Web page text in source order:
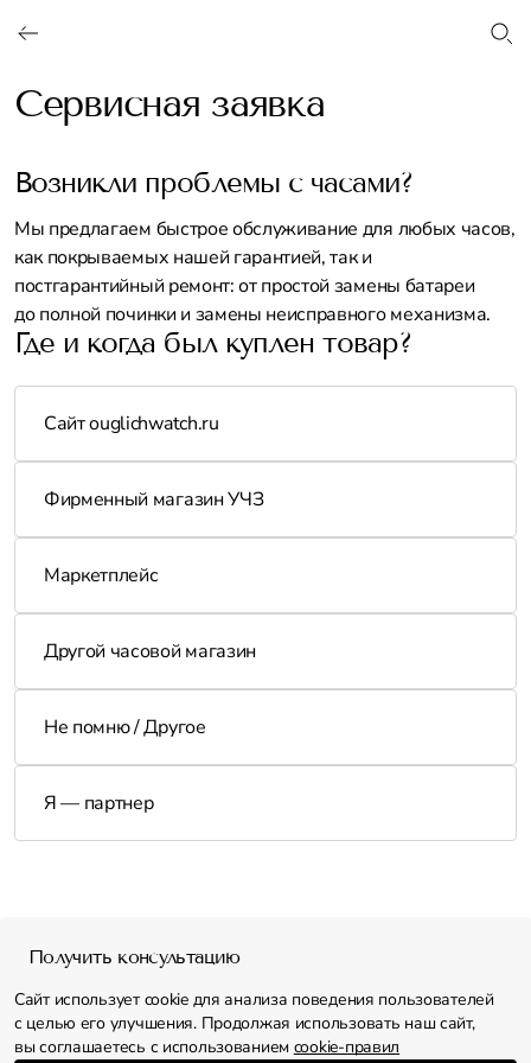
Сервисная заявка
Возникли проблемы с часами?
Мы предлагаем быстрое обслуживание для любых часов,
как покрываемых нашей гарантией, так и
постгарантийный ремонт: от простой замены батареи
до полной починки и замены неисправного механизма.
Где и когда был куплен товар?
Сайт ouglichwatch.ru
Фирменный магазин УЧЗ
Маркетплейс
Другой часовой магазин
Не помню / Другое
Я — партнер
Получить консультацию
info@vremex.ru
ОФОРМИТЬ
Сайт использует cookie для анализа поведения пользователей
с целью его улучшения. Продолжая использовать наш сайт,
вы соглашаетесь с использованием cookie-правил